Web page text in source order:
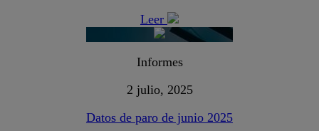
Leer
Informes
2 julio, 2025
Datos de paro de junio 2025